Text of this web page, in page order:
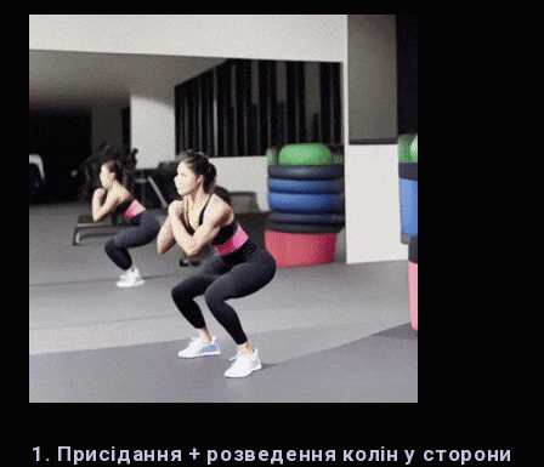
1. Присідання + розведення колін у сторони